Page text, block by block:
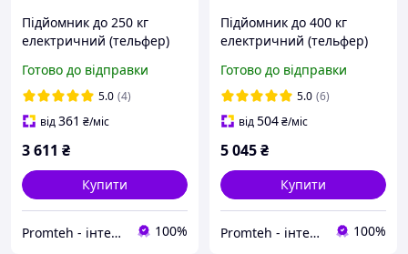
Підйомник до 250 кг
електричний (тельфер)
Готово до відправки
5.0 (4)
від361 ₴/міс
3 611 ₴
Купити
Promteh - інтернет-магазин 100%
Підйомник до 400 кг
електричний (тельфер)
Готово до відправки
5.0 (6)
від504₴/міс
5 045₴
Купити
Promteh - інтернет-магазин 100%